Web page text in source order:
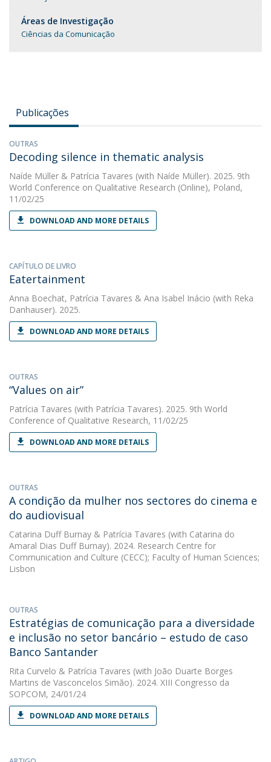
Áreas de Investigação
Ciências da Comunicação
Publicações
OUTRAS
Decoding silence in thematic analysis
Naíde Müller & Patrícia Tavares (with Naíde Müller). 2025. 9th
World Conference on Qualitative Research (Online), Poland,
11/02/25
DOWNLOAD AND MORE DETAILS
CAPÍTULO DE LIVRO
Eatertainment
Anna Boechat, Patrícia Tavares & Ana Isabel Inácio (with Reka
Danhauser). 2025.
DOWNLOAD AND MORE DETAILS
OUTRAS
“Values on air”
Patrícia Tavares (with Patrícia Tavares). 2025. 9th World
Conference of Qualitative Research, 11/02/25
DOWNLOAD AND MORE DETAILS
OUTRAS
A condição da mulher nos sectores do cinema e
do audiovisual
Catarina Duff Burnay & Patrícia Tavares (with Catarina do
Amaral Dias Duff Burnay). 2024. Research Centre for
Communication and Culture (CECC); Faculty of Human Sciences;
Lisbon
OUTRAS
Estratégias de comunicação para a diversidade
e inclusão no setor bancário – estudo de caso
Banco Santander
Rita Curvelo & Patrícia Tavares (with João Duarte Borges
Martins de Vasconcelos Simão). 2024. XIII Congresso da
SOPCOM, 24/01/24
DOWNLOAD AND MORE DETAILS